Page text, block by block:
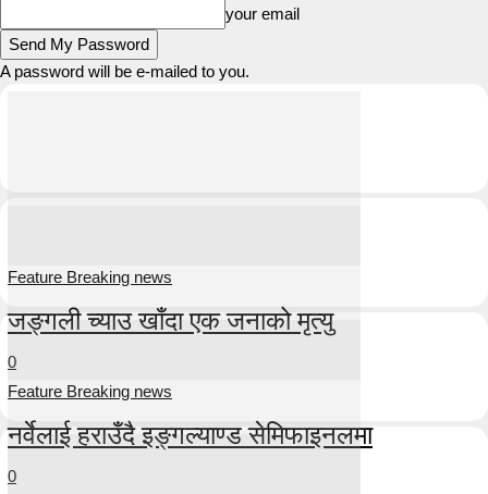
your email
A password will be e-mailed to you.
Feature Breaking news
जङ्गली च्याउ खाँदा एक जनाको मृत्यु
0
Feature Breaking news
नर्वेलाई हराउँदै इङ्गल्याण्ड सेमिफाइनलमा
0